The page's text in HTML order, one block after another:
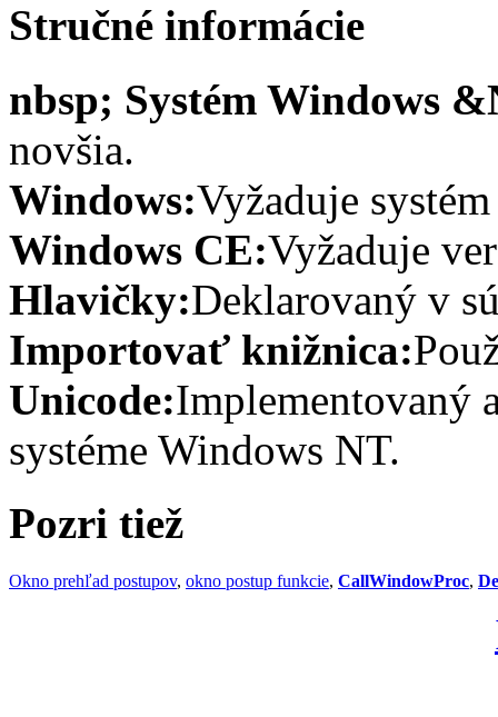
Stručné informácie
nbsp; Systém Windows
novšia.
Windows:Vyžaduje
Windows CE:Vyžaduje
Hlavičky:Deklarovaný v
Importovať knižnica:
Unicode:Implementovaný
systéme Windows NT.
Pozri tiež
Okno prehľad postupov, okno postup funkcie, CallWindowProc,